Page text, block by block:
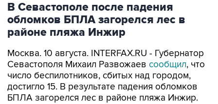
В Севастополе после падения
обломков БПЛА загорелся лес в
районе пляжа Инжир
Москва. 10 августа. INTERFAX.RU - Губернатор
Севастополя Михаил Развожаев сообщил, что
число беспилотников, сбитых над городом,
достигло 15. В результате падения обломков
БПЛА загорелся лес в районе пляжа Инжир.